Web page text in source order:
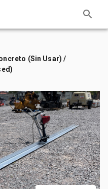
(Sin Usar) /